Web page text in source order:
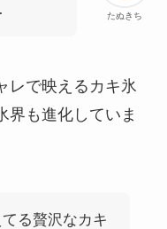
たぬきち
レで映えるカキ氷
界も進化していま
る贅沢なカキ